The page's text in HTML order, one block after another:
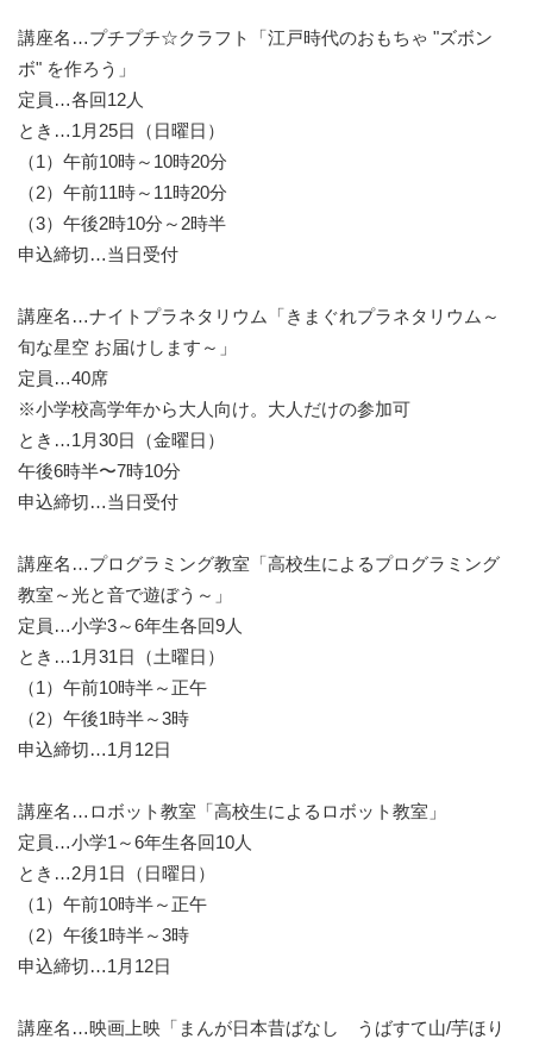
講座名…プチプチ☆クラフト「江戸時代のおもちゃ "ズボン
ボ" を作ろう」
定員…各回12人
とき…1月25日（日曜日）
（1）午前10時～10時20分
（2）午前11時～11時20分
（3）午後2時10分～2時半
申込締切…当日受付
講座名…ナイトプラネタリウム「きまぐれプラネタリウム～
旬な星空 お届けします～」
定員…40席
※小学校高学年から大人向け。大人だけの参加可
とき…1月30日（金曜日）
午後6時半〜7時10分
申込締切…当日受付
講座名…プログラミング教室「高校生によるプログラミング
教室～光と音で遊ぼう～」
定員…小学3～6年生各回9人
とき…1月31日（土曜日）
（1）午前10時半～正午
（2）午後1時半～3時
申込締切…1月12日
講座名…ロボット教室「高校生によるロボット教室」
定員…小学1～6年生各回10人
とき…2月1日（日曜日）
（1）午前10時半～正午
（2）午後1時半～3時
申込締切…1月12日
講座名…映画上映「まんが日本昔ばなし うばすて山/芋ほり